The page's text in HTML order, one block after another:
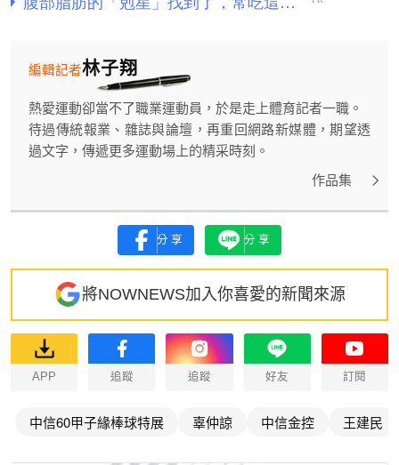
林子翔
編輯記者
熱愛運動卻當不了職業運動員，於是走上體育記者一職。
待過傳統報業、雜誌與論壇，再重回網路新媒體，期望透
過文字，傳遞更多運動場上的精采時刻。
作品集
分享 分享
將NOWNEWS加入你喜愛的新聞來源
APP 追蹤 追蹤 好友 訂閱
中信60甲子緣棒球特展 辜仲諒 中信金控 王建民